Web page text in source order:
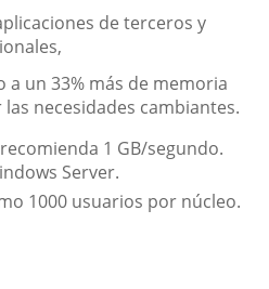
de terceros y
un 33% más de memoria
necesidades cambiantes.
1 GB/segundo.
Server.
1000 usuarios por núcleo.